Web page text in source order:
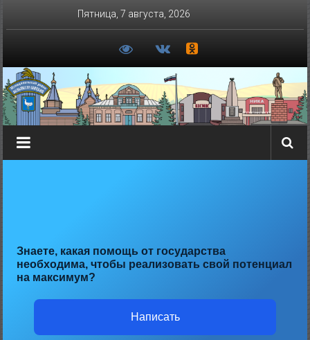
Пятница, 7 августа, 2026
Знаете, какая помощь от государства
необходима, чтобы реализовать свой потенциал
на максимум?
Написать